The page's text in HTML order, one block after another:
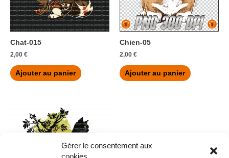
Gérer le consentement aux
cookies
Chat-015
2,00 €
Ajouter au panier
Chien-05
2,00 €
Ajouter au panier